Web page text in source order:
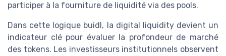
participer à la fourniture de liquidité via des pools.
Dans cette logique buidl, la digital liquidity devient un
indicateur clé pour évaluer la profondeur de marché
des tokens. Les investisseurs institutionnels observent